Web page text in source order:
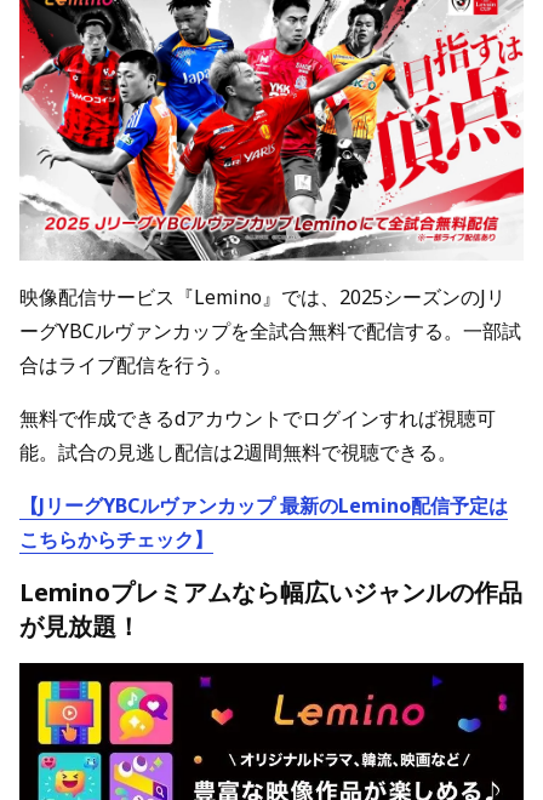
映像配信サービス『Lemino』では、2025シーズンのJリ
ーグYBCルヴァンカップを全試合無料で配信する。一部試
合はライブ配信を行う。
無料で作成できるdアカウントでログインすれば視聴可
能。試合の見逃し配信は2週間無料で視聴できる。
【JリーグYBCルヴァンカップ 最新のLemino配信予定は
こちらからチェック】
Leminoプレミアムなら幅広いジャンルの作品
が見放題！